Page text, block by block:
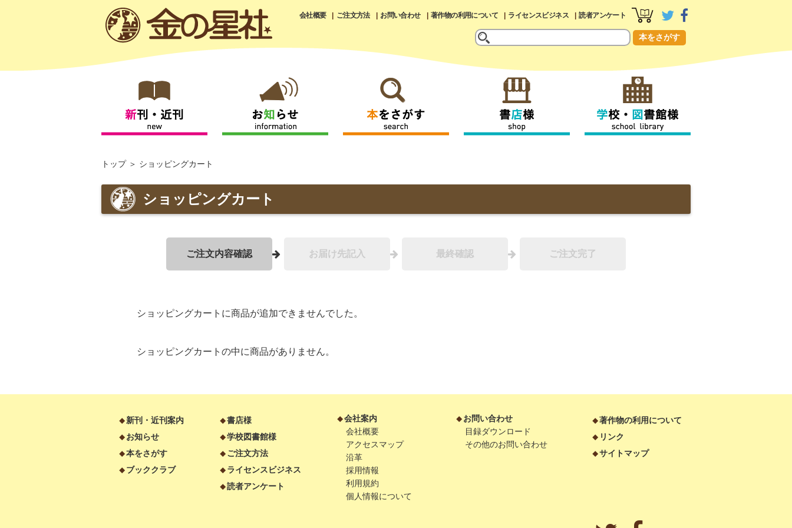
会社概要 ご注文方法 お問い合わせ 著作物の利用について ライセンスビジネス 読者アンケート
本をさがす
トップ ショッピングカート
ショッピングカート
ご注文内容確認 お届け先記入 最終確認 ご注文完了
ショッピングカートに商品が追加できませんでした。
ショッピングカートの中に商品がありません。
新刊・近刊案内
お知らせ
本をさがす
ブッククラブ
書店様
学校図書館様
ご注文方法
ライセンスビジネス
読者アンケート
会社案内
会社概要
アクセスマップ
沿革
採用情報
利用規約
個人情報について
お問い合わせ
目録ダウンロード
その他のお問い合わせ
著作物の利用について
リンク
サイトマップ